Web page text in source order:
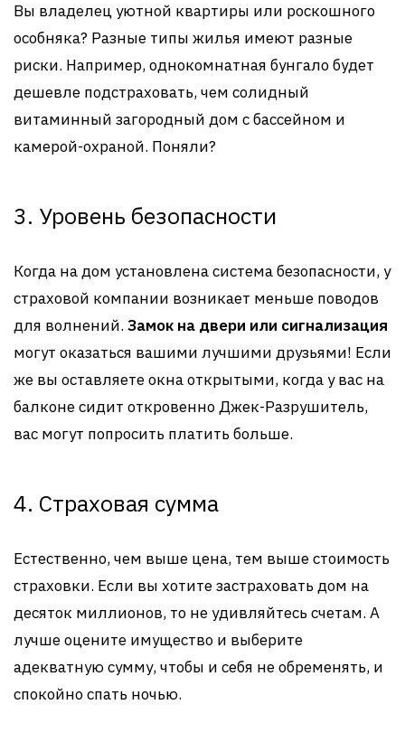
Вы владелец уютной квартиры или роскошного
особняка? Разные типы жилья имеют разные
риски. Например, однокомнатная бунгало будет
дешевле подстраховать, чем солидный
витаминный загородный дом с бассейном и
камерой-охраной. Поняли?
3. Уровень безопасности
Когда на дом установлена система безопасности, у
страховой компании возникает меньше поводов
для волнений. Замок на двери или сигнализация
могут оказаться вашими лучшими друзьями! Если
же вы оставляете окна открытыми, когда у вас на
балконе сидит откровенно Джек-Разрушитель,
вас могут попросить платить больше.
4. Страховая сумма
Естественно, чем выше цена, тем выше стоимость
страховки. Если вы хотите застраховать дом на
десяток миллионов, то не удивляйтесь счетам. А
лучше оцените имущество и выберите
адекватную сумму, чтобы и себя не обременять, и
спокойно спать ночью.